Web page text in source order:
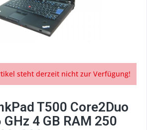
steht derzeit nicht zur Verfügung!
T500 Core2Duo
4 GB RAM 250